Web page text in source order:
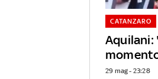
Aquilani:
CATANZARO
29 mag - 23:28